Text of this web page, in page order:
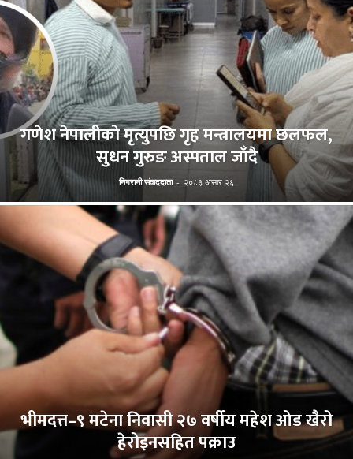
गणेश नेपालीको मृत्युपछि गृह मन्त्रालयमा छलफल,
सुधन गुरुङ अस्पताल जाँदै
निगरानी संवाददाता - २०८३ असार २६
भीमदत्त–९ मटेना निवासी २७ वर्षीय महेश ओड खैरो
हेरोइनसहित पक्राउ